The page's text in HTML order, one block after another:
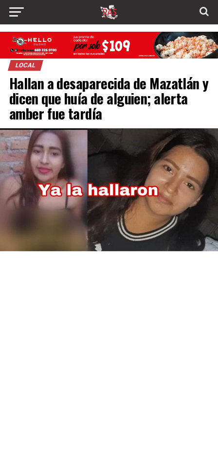
LOCAL
Hallan a desaparecida de Mazatlán y
dicen que huía de alguien; alerta
amber fue tardía